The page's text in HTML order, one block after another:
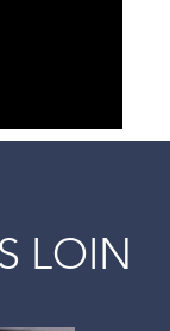
LOIN